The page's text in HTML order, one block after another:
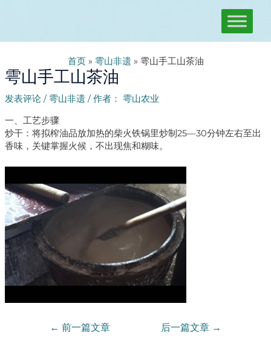
容
首页» 雩山非遗» 雩山手工山茶油
雩山手工山茶油
发表评论 /雩山非遗/ 作者： 雩山农业
一、工艺步骤
炒干：将拟榨油品放加热的柴火铁锅里炒制25—30分钟左右至出
香味，关键掌握火候，不出现焦和糊味。
导
航
← 前一篇文章 后一篇文章 →